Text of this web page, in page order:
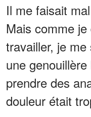
Il me faisait
Mais comme
travailler, je me
une
prendre des
douleur était